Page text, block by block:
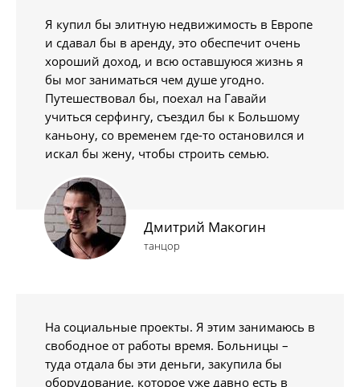
Я купил бы элитную недвижимость в Европе
и сдавал бы в аренду, это обеспечит очень
хороший доход, и всю оставшуюся жизнь я
бы мог заниматься чем душе угодно.
Путешествовал бы, поехал на Гавайи
учиться серфингу, съездил бы к Большому
каньону, со временем где-то остановился и
искал бы жену, чтобы строить семью.
Дмитрий Макогин
танцор
На социальные проекты. Я этим занимаюсь в
свободное от работы время. Больницы –
туда отдала бы эти деньги, закупила бы
оборудование, которое уже давно есть в